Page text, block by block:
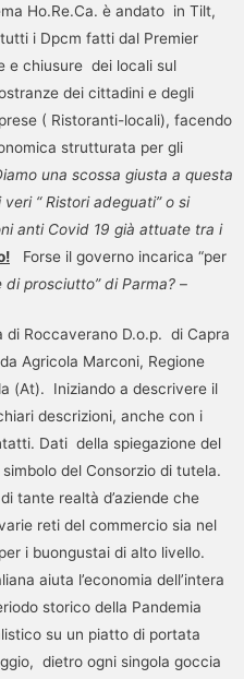
Ho.Re.Ca. è andato in Tilt,
i Dpcm fatti dal Premier
e chiusure dei locali sul
dei cittadini e degli
( Ristoranti-locali), facendo
strutturata per gli
una scossa giusta a questa
“ Ristori adeguati” o si
anti Covid 19 già attuate tra i
Forse il governo incarica “per
prosciutto” di Parma? –
di Roccaverano D.o.p. di Capra
Agricola Marconi, Regione
(At). Iniziando a descrivere il
descrizioni, anche con i
Dati della spiegazione del
del Consorzio di tutela.
tante realtà d’aziende che
reti del commercio sia nel
i buongustai di alto livello.
aiuta l’economia dell’intera
storico della Pandemia
su un piatto di portata
dietro ogni singola goccia